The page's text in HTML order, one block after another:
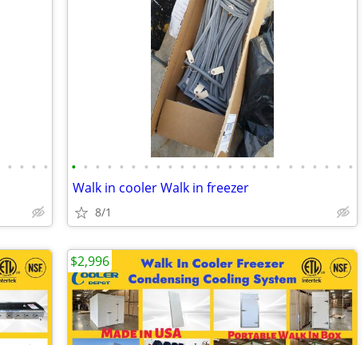
• • • • • • • • • • • • • • • • • • • • • • • • • • • •
Walk in cooler Walk in freezer
8/1
$2,996